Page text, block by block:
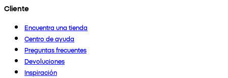
Cliente
Encuentra una tienda
Centro de ayuda
Preguntas frecuentes
Devoluciones
Inspiración